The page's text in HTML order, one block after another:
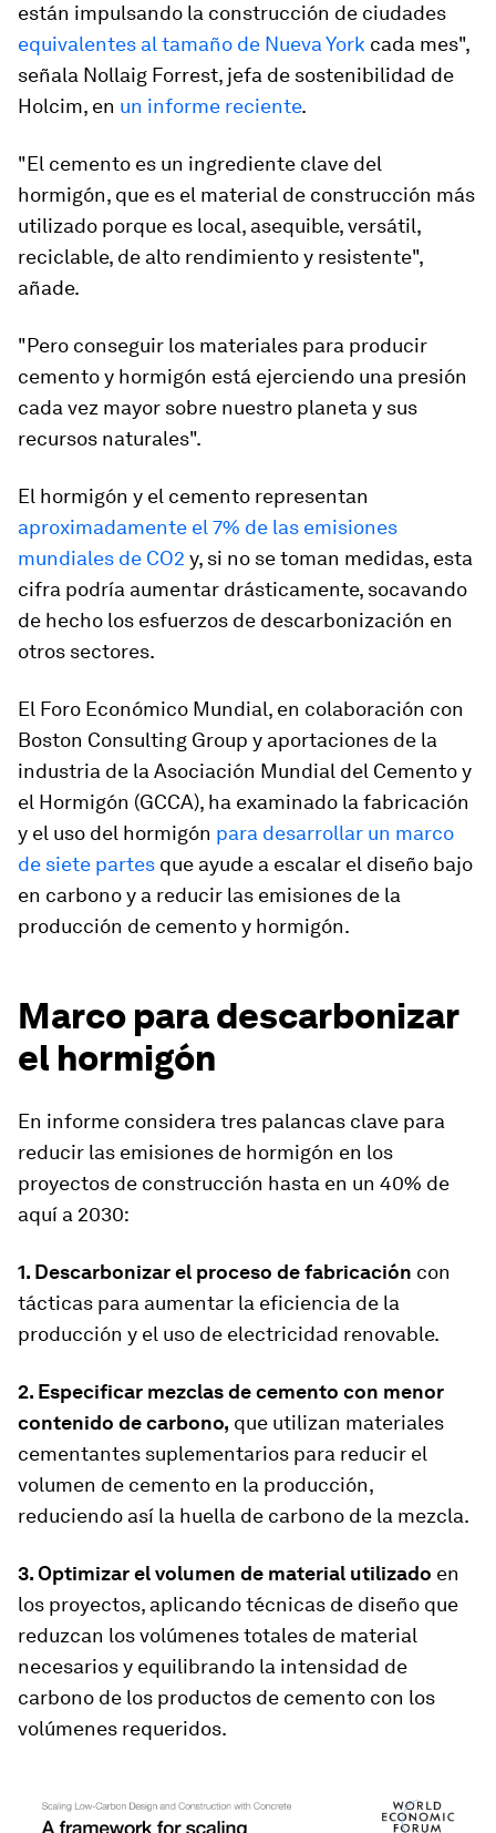
están impulsando la construcción de ciudades
equivalentes al tamaño de Nueva York cada mes",
señala Nollaig Forrest, jefa de sostenibilidad de
Holcim, en un informe reciente.
"El cemento es un ingrediente clave del
hormigón, que es el material de construcción más
utilizado porque es local, asequible, versátil,
reciclable, de alto rendimiento y resistente",
añade.
"Pero conseguir los materiales para producir
cemento y hormigón está ejerciendo una presión
cada vez mayor sobre nuestro planeta y sus
recursos naturales".
El hormigón y el cemento representan
aproximadamente el 7% de las emisiones
mundiales de CO2 y, si no se toman medidas, esta
cifra podría aumentar drásticamente, socavando
de hecho los esfuerzos de descarbonización en
otros sectores.
El Foro Económico Mundial, en colaboración con
Boston Consulting Group y aportaciones de la
industria de la Asociación Mundial del Cemento y
el Hormigón (GCCA), ha examinado la fabricación
y el uso del hormigón para desarrollar un marco
de siete partes que ayude a escalar el diseño bajo
en carbono y a reducir las emisiones de la
producción de cemento y hormigón.
Marco para descarbonizar
el hormigón
En informe considera tres palancas clave para
reducir las emisiones de hormigón en los
proyectos de construcción hasta en un 40% de
aquí a 2030:
1. Descarbonizar el proceso de fabricación con
tácticas para aumentar la eficiencia de la
producción y el uso de electricidad renovable.
2. Especificar mezclas de cemento con menor
contenido de carbono, que utilizan materiales
cementantes suplementarios para reducir el
volumen de cemento en la producción,
reduciendo así la huella de carbono de la mezcla.
3. Optimizar el volumen de material utilizado en
los proyectos, aplicando técnicas de diseño que
reduzcan los volúmenes totales de material
necesarios y equilibrando la intensidad de
carbono de los productos de cemento con los
volúmenes requeridos.